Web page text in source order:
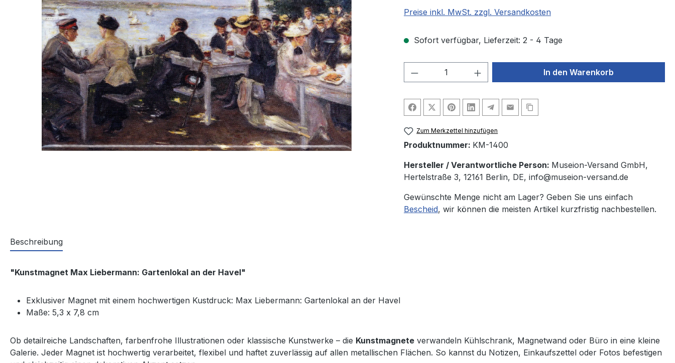
Preise inkl. MwSt. zzgl. Versandkosten
Sofort verfügbar, Lieferzeit: 2 - 4 Tage
Produkt Anzahl: Gib den gewünschten Wert
In den Warenkorb
Zum Merkzettel hinzufügen
Produktnummer: KM-1400
Hersteller / Verantwortliche Person: Museion-Versand GmbH,
Hertelstraße 3, 12161 Berlin, DE, info@museion-versand.de
Gewünschte Menge nicht am Lager? Geben Sie uns einfach
Bescheid, wir können die meisten Artikel kurzfristig nachbestellen.
Beschreibung
"Kunstmagnet Max Liebermann: Gartenlokal an der Havel"
Exklusiver Magnet mit einem hochwertigen Kustdruck: Max Liebermann: Gartenlokal an der Havel
Maße: 5,3 x 7,8 cm
Ob detailreiche Landschaften, farbenfrohe Illustrationen oder klassische Kunstwerke – die Kunstmagnete verwandeln Kühlschrank, Magnetwand oder Büro in eine kleine
Galerie. Jeder Magnet ist hochwertig verarbeitet, flexibel und haftet zuverlässig auf allen metallischen Flächen. So kannst du Notizen, Einkaufszettel oder Fotos befestigen